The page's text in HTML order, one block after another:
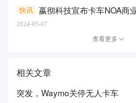
嬴彻科技宣布卡车NOA商
快讯
2024-05-07
查看更多
相关文章
突发，Waymo关停无人卡车